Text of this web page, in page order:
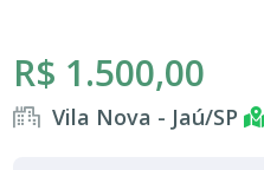
R$ 1.500,00
Vila Nova - Jaú/SP